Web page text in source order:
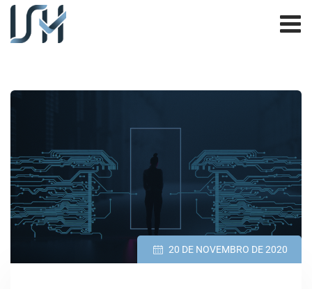
20 DE NOVEMBRO DE 2020